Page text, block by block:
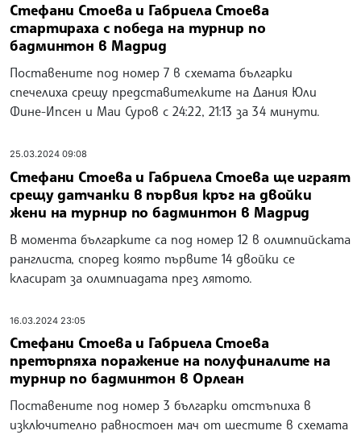
Стефани Стоева и Габриела Стоева
стартираха с победа на турнир по
бадминтон в Мадрид
Поставените под номер 7 в схемата българки
спечелиха срещу представителките на Дания Юли
Фине-Ипсен и Маи Суров с 24:22, 21:13 за 34 минути.
25.03.2024 09:08
Стефани Стоева и Габриела Стоева ще играят
срещу датчанки в първия кръг на двойки
жени на турнир по бадминтон в Мадрид
В момента българките са под номер 12 в олимпийската
ранглиста, според която първите 14 двойки се
класират за олимпиадата през лятото.
16.03.2024 23:05
Стефани Стоева и Габриела Стоева
претърпяха поражение на полуфиналите на
турнир по бадминтон в Орлеан
Поставените под номер 3 българки отстъпиха в
изключително равностоен мач от шестите в схемата